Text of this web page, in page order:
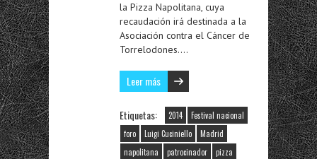
la Pizza Napolitana, cuya
recaudación irá destinada a la
Asociación contra el Cáncer de
Torrelodones….
Leer más
Etiquetas: 2014
Festival nacional
foro
Luigi Cuciniello
Madrid
napolitana
patrocinador
pizza